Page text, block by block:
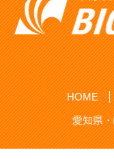
HOME
愛知県